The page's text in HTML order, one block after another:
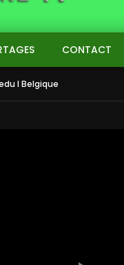
CONTACT
I Belgique